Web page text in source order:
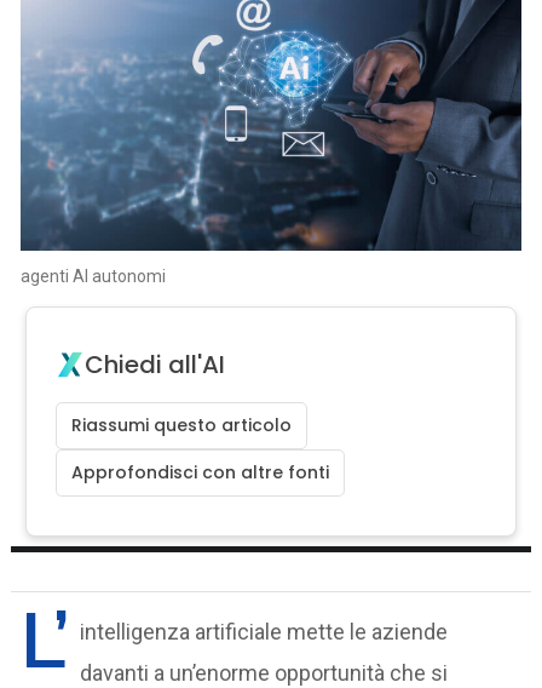
agenti AI autonomi
Chiedi all'AI
Riassumi questo articolo
Approfondisci con altre fonti
L’ intelligenza artificiale mette le aziende
davanti a un’enorme opportunità che si